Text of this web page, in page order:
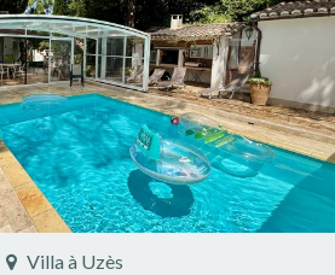
Villa à Saint-Dézéry